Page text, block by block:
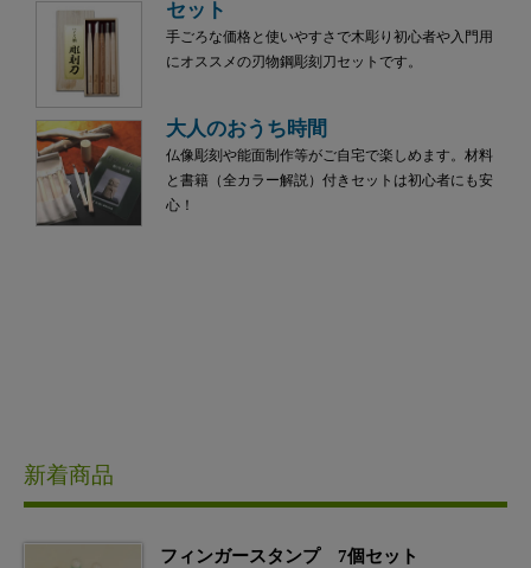
セット
手ごろな価格と使いやすさで木彫り初心者や入門用
にオススメの刃物鋼彫刻刀セットです。
大人のおうち時間
仏像彫刻や能面制作等がご自宅で楽しめます。材料
と書籍（全カラー解説）付きセットは初心者にも安
心！
新着商品
フィンガースタンプ 7個セット